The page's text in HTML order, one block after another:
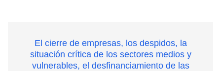
El cierre de empresas, los despidos, la
situación crítica de los sectores medios y
vulnerables, el desfinanciamiento de las